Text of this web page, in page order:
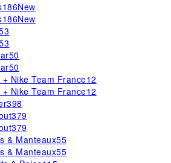
186New
186New
50
50
Nike Team France12
Nike Team France12
398
379
379
& Manteaux55
& Manteaux55